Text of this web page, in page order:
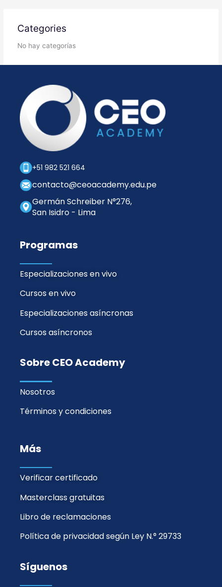
Categories
No hay categorías
+51 982 521 664
contacto@ceoacademy.edu.pe
Germán Schreiber N°276,
San Isidro - Lima
Programas
Especializaciones en vivo
Cursos en vivo
Especializaciones asíncronas
Cursos asíncronos
Sobre CEO Academy
Nosotros
Términos y condiciones
Más
Verificar certificado
Masterclass gratuitas
Libro de reclamaciones
Política de privacidad según Ley N.° 29733
Síguenos